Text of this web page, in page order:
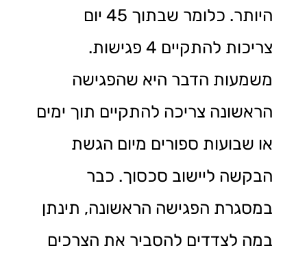
היותר. כלומר שבתוך 45 יום
צריכות להתקיים 4 פגישות.
משמעות הדבר היא שהפגישה
הראשונה צריכה להתקיים תוך ימים
או שבועות ספורים מיום הגשת
הבקשה ליישוב סכסוך. כבר
במסגרת הפגישה הראשונה, תינתן
במה לצדדים להסביר את הצרכים